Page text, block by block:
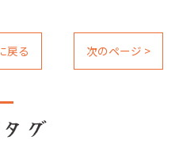
戻る 次のページ >
グ